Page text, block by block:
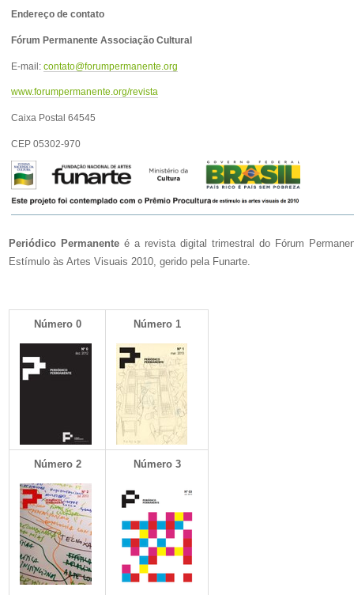
Endereço de contato
Fórum Permanente Associação Cultural
E-mail:contato@forumpermanente.org
www.forumpermanente.org/revista
Caixa Postal 64545
CEP 05302-970
Periódico Permanenteé a revista digital trimestral do Fórum
Estímulo às Artes Visuais 2010, gerido pela Funarte.
Número 0 Número 1
Número 2 Número 3